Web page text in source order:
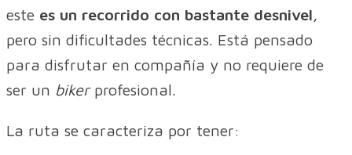
este es un recorrido con bastante desnivel,
pero sin dificultades técnicas. Está pensado
para disfrutar en compañía y no requiere de
ser un bikerprofesional.
La ruta se caracteriza por tener: